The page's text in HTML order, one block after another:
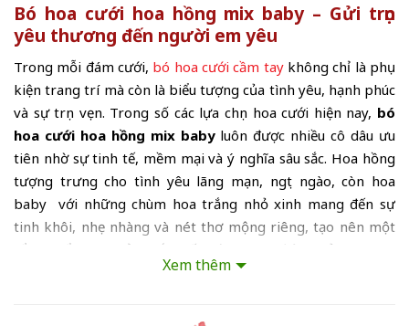
Bó hoa cưới hoa hồng mix baby – Gửi trọn
yêu thương đến người em yêu
Trong mỗi đám cưới, bó hoa cưới cầm taykhông chỉ là phụ
kiện trang trí mà còn là biểu tượng của tình yêu, hạnh phúc
và sự trọn vẹn. Trong số các lựa chọn hoa cưới hiện nay, bó
hoa cưới hoa hồng mix babyluôn được nhiều cô dâu ưu
tiên nhờ sự tinh tế, mềm mại và ý nghĩa sâu sắc. Hoa hồng
tượng trưng cho tình yêu lãng mạn, ngọt ngào, còn hoa
baby với những chùm hoa trắng nhỏ xinh mang đến sự
tinh khôi, nhẹ nhàng và nét thơ mộng riêng, tạo nên một
tổng thể hoàn hảo, gắn kết với thông điệp “gửi trọn yêu
thương” đến người bạn đời.Xem thêm